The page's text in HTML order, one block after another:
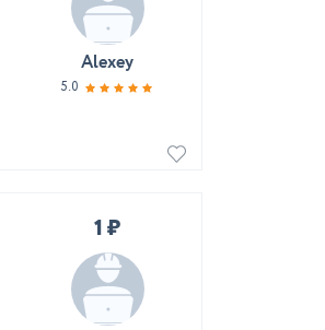
Alexey
5.0
1 ₽